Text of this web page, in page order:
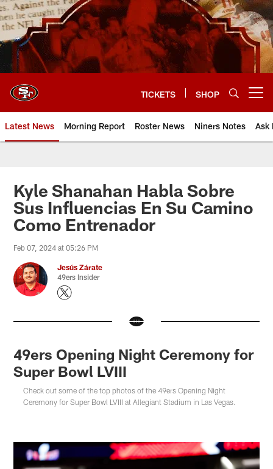
Skip
to
main
content
TICKETS SHOP
Latest News Morning Report Roster News Niners Notes Ask
Kyle Shanahan Habla Sobre
Sus Influencias En Su Camino
Como Entrenador
Feb 07, 2024 at 05:26 PM
Jesús Zárate
49ers Insider
49ers Opening Night Ceremony for
Super Bowl LVIII
Check out some of the top photos of the 49ers Opening Night
Ceremony for Super Bowl LVIII at Allegiant Stadium in Las Vegas.